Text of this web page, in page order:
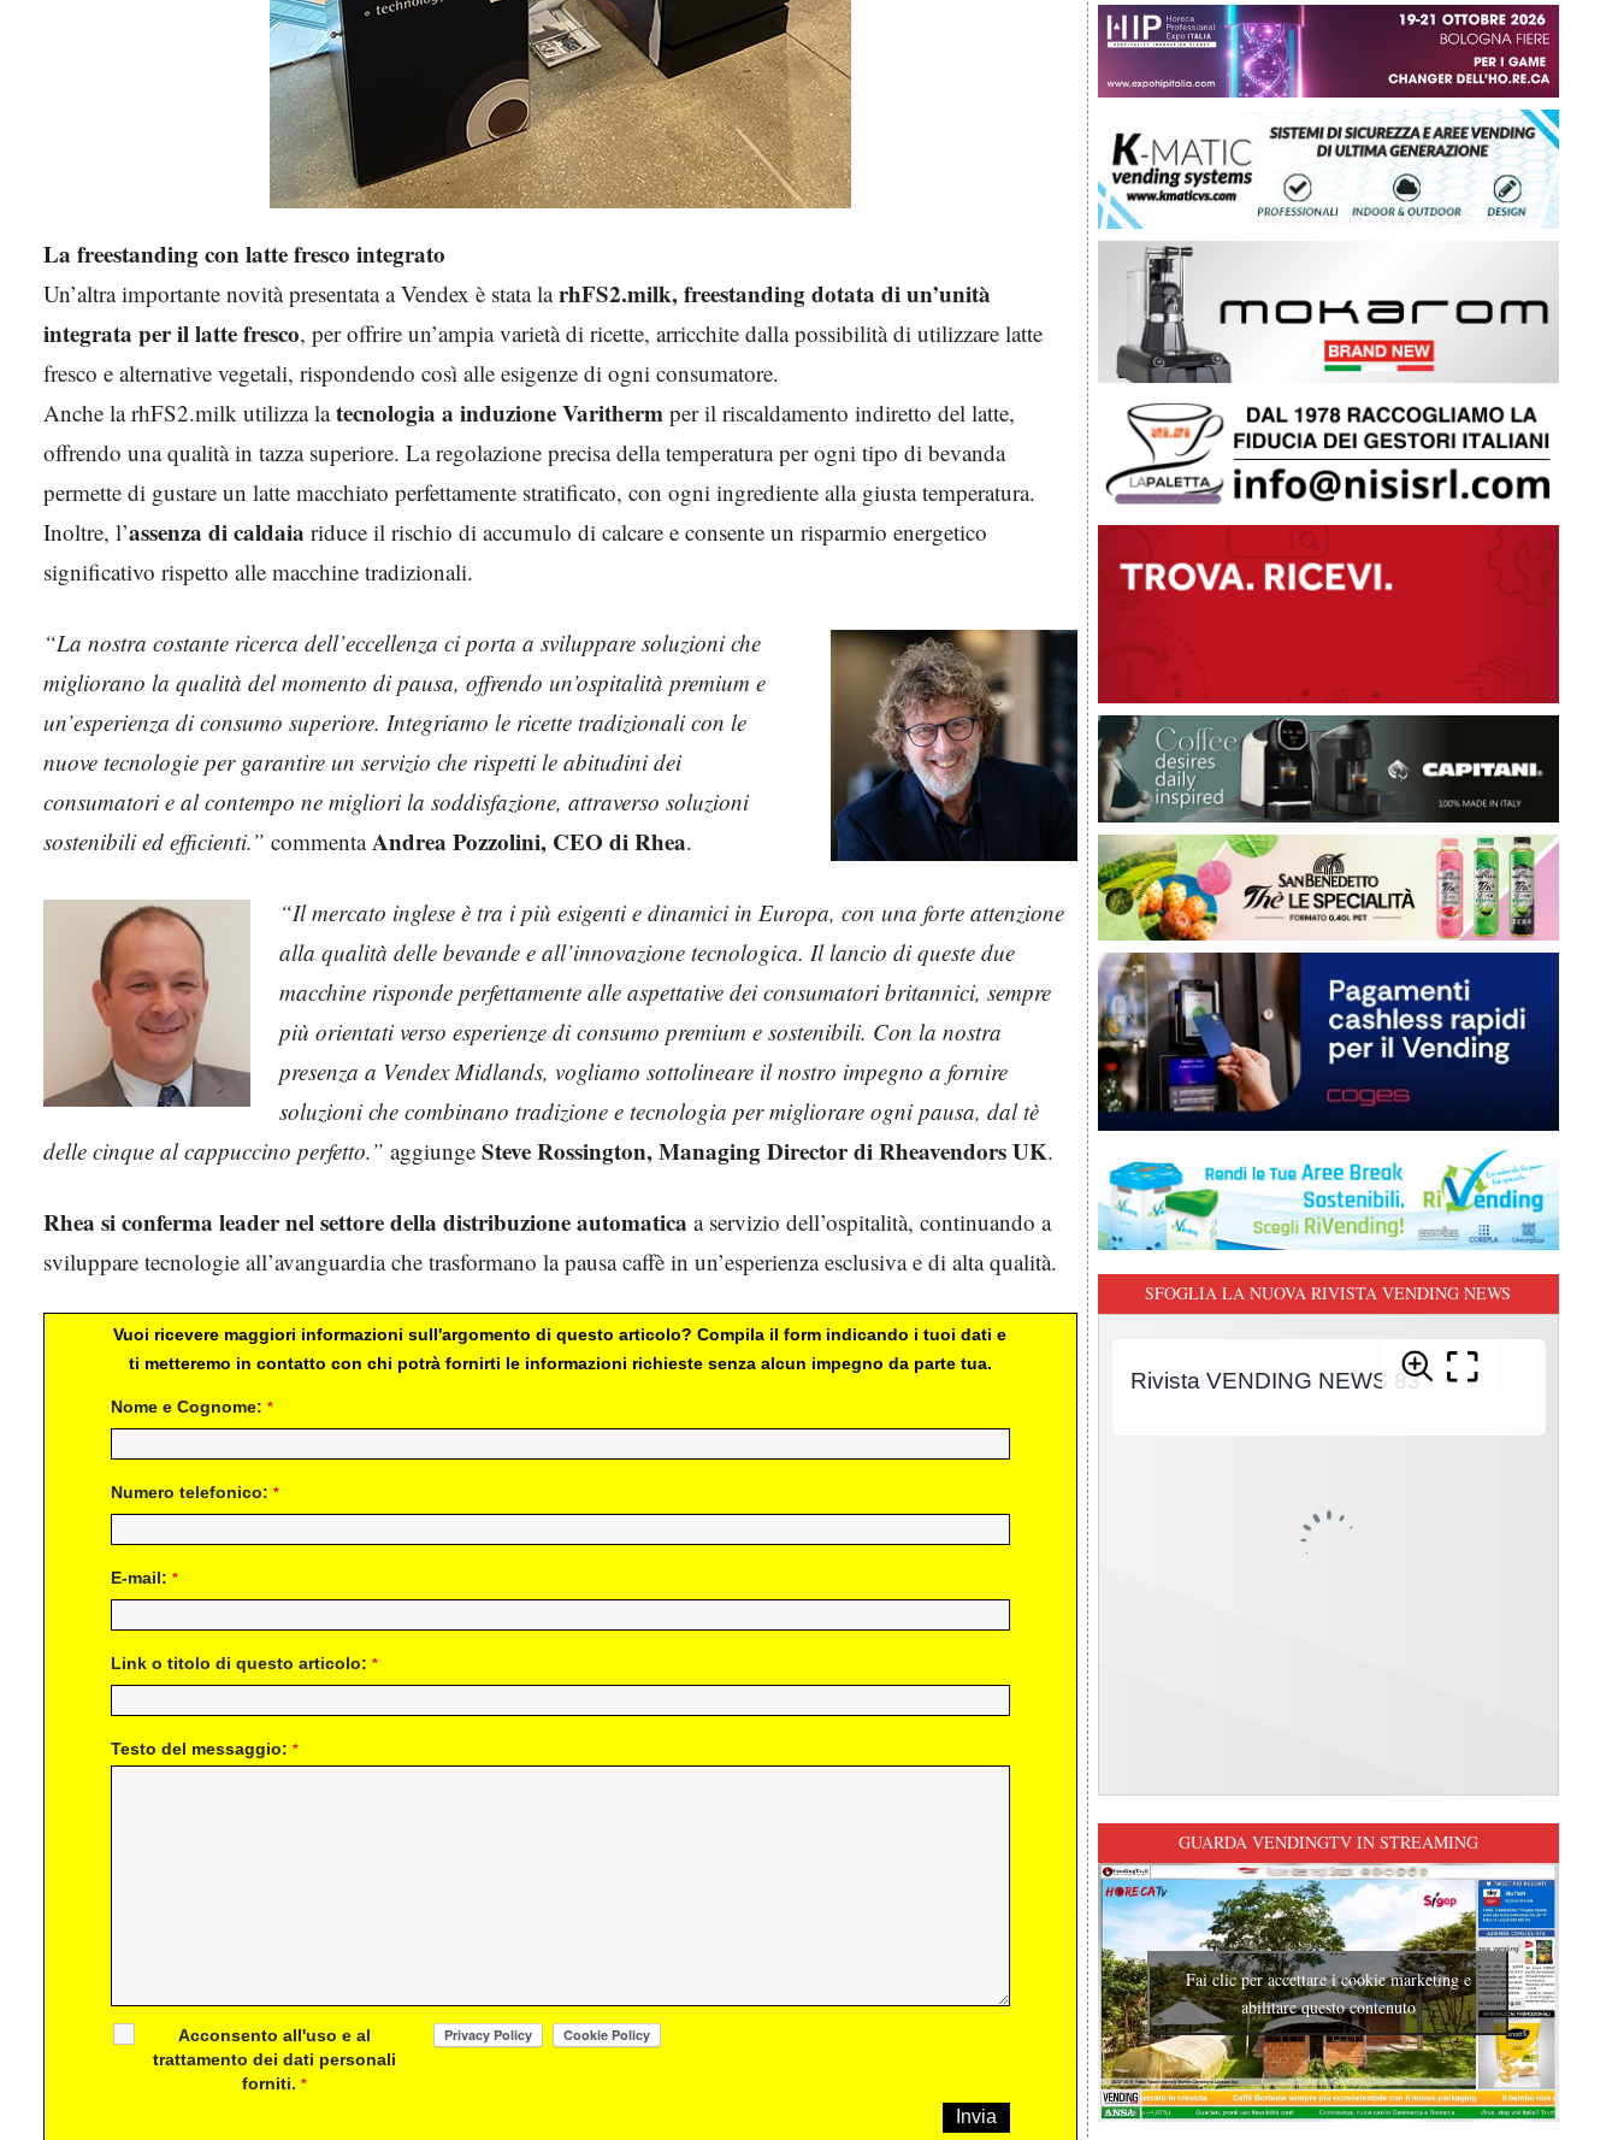
La freestanding con latte fresco integrato
Un’altra importante novità presentata a Vendex è stata larhFS2.milk, freestanding dotata di un’unità
integrata per il latte fresco, per offrire un’ampia varietà di ricette, arricchite dalla possibilità di utilizzare latte
fresco e alternative vegetali, rispondendo così alle esigenze di ogni consumatore.
Anche la rhFS2.milk utilizza latecnologia a induzione Varitherm per il riscaldamento indiretto del latte,
offrendo una qualità in tazza superiore. La regolazione precisa della temperatura per ogni tipo di bevanda
permette di gustare un latte macchiato perfettamente stratificato, con ogni ingrediente alla giusta temperatura.
Inoltre, l’assenza di caldaia riduce il rischio di accumulo di calcare e consente un risparmio energetico
significativo rispetto alle macchine tradizionali.
“La nostra costante ricerca dell’eccellenza ci porta a sviluppare soluzioni che
migliorano la qualità del momento di pausa, offrendo un’ospitalità premium e
un’esperienza di consumo superiore. Integriamo le ricette tradizionali con le
nuove tecnologie per garantire un servizio che rispetti le abitudini dei
consumatori e al contempo ne migliori la soddisfazione, attraverso soluzioni
sostenibili ed efficienti.” commentaAndrea Pozzolini, CEO di Rhea.
“Il mercato inglese è tra i più esigenti e dinamici in Europa, con una forte attenzione
alla qualità delle bevande e all’innovazione tecnologica. Il lancio di queste due
macchine risponde perfettamente alle aspettative dei consumatori britannici, sempre
più orientati verso esperienze di consumo premium e sostenibili. Con la nostra
presenza a Vendex Midlands, vogliamo sottolineare il nostro impegno a fornire
soluzioni che combinano tradizione e tecnologia per migliorare ogni pausa, dal tè
delle cinque al cappuccino perfetto.” aggiunge Steve Rossington, Managing Director di Rheavendors UK.
Rhea si conferma leader nel settore della distribuzione automatica a servizio dell’ospitalità, continuando a
sviluppare tecnologie all’avanguardia che trasformano la pausa caffè in un’esperienza esclusiva e di alta qualità.
Vuoi ricevere maggiori informazioni sull'argomento di questo articolo? Compila il form indicando i tuoi dati e
ti metteremo in contatto con chi potrà fornirti le informazioni richieste senza alcun impegno da parte tua.
Nome e Cognome: *
Numero telefonico: *
E-mail: *
Link o titolo di questo articolo: *
Testo del messaggio: *
Acconsento all'uso e al
trattamento dei dati personali
forniti.*
SFOGLIA LA NUOVA RIVISTA VENDING NEWS
GUARDA VENDINGTV IN STREAMING
Fai clic per accettare i cookie marketing e
abilitare questo contenuto